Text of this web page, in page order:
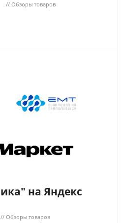
// Обзоры товаров
на Яндекс
// Обзоры товаров